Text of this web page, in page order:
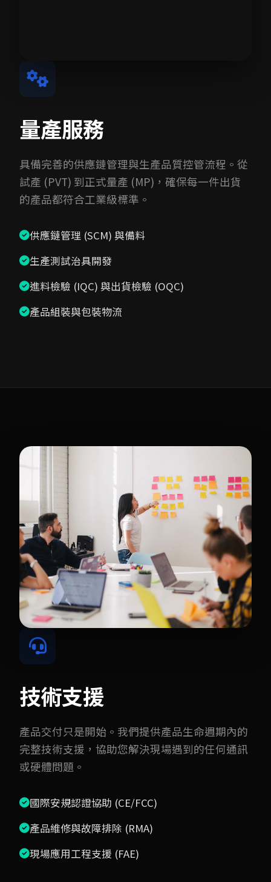
量產服務
具備完善的供應鏈管理與生產品質控管流程。從
試產 (PVT) 到正式量產 (MP)，確保每一件出貨
的產品都符合工業級標準。
供應鏈管理 (SCM) 與備料
生產測試治具開發
進料檢驗 (IQC) 與出貨檢驗 (OQC)
產品組裝與包裝物流
技術支援
產品交付只是開始。我們提供產品生命週期內的
完整技術支援，協助您解決現場遇到的任何通訊
或硬體問題。
國際安規認證協助 (CE/FCC)
產品維修與故障排除 (RMA)
現場應用工程支援 (FAE)